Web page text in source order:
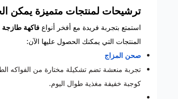
ترشيحات لمنتجات متميزة يمكن
استمتع بتجربة فريدة مع أفخر أنواع فاكهة طازجة
المنتجات التي يمكنك الحصول عليها الآن:
صحن المزاج
تجربة منعشة تضم تشكيلة مختارة من الفواكه
كوجبة خفيفة مغذية طوال اليوم.